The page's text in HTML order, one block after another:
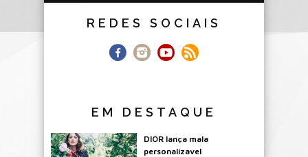
REDES SOCIAIS
EM DESTAQUE
DIOR lança mala
personalizavel